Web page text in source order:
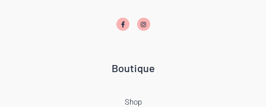
c
e
b
s
t
a
Boutique
Shop